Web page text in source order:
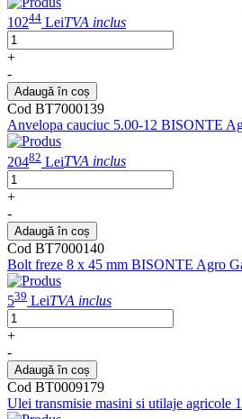
10244 LeiTVA inclus
+
-
Adaugă în coș
Cod BT7000139
Anvelopa cauciuc 5.00-12 BISONTE
20482 LeiTVA inclus
+
-
Adaugă în coș
Cod BT7000140
Bolt freze 8 x 45 mm BISONTE Agro
539 LeiTVA inclus
+
-
Adaugă în coș
Cod BT0009179
Ulei transmisie masini si utilaje agricole